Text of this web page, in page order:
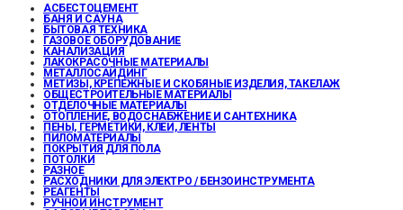
АСБЕСТОЦЕМЕНТ
БАНЯ И САУНА
БЫТОВАЯ ТЕХНИКА
ГАЗОВОЕ ОБОРУДОВАНИЕ
КАНАЛИЗАЦИЯ
ЛАКОКРАСОЧНЫЕ МАТЕРИАЛЫ
МЕТАЛЛОСАЙДИНГ
МЕТИЗЫ, КРЕПЕЖНЫЕ И СКОБЯНЫЕ ИЗДЕЛИЯ, ТАКЕЛАЖ
ОБЩЕСТРОИТЕЛЬНЫЕ МАТЕРИАЛЫ
ОТДЕЛОЧНЫЕ МАТЕРИАЛЫ
ОТОПЛЕНИЕ, ВОДОСНАБЖЕНИЕ И САНТЕХНИКА
ПЕНЫ, ГЕРМЕТИКИ, КЛЕИ, ЛЕНТЫ
ПИЛОМАТЕРИАЛЫ
ПОКРЫТИЯ ДЛЯ ПОЛА
ПОТОЛКИ
РАЗНОЕ
РАСХОДНИКИ ДЛЯ ЭЛЕКТРО / БЕНЗОИНСТРУМЕНТА
РЕАГЕНТЫ
РУЧНОЙ ИНСТРУМЕНТ